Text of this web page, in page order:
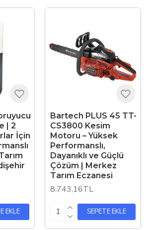
ve yedek parça desteği
Eczanesi ile
ve Online Satışta
kategorisindeki tüm ürünler
teslim
alınabilir veya
her yerine gönderilir. Güçlü,
kesim motorları için doğru
| 2
İçin
EKLE
Bartech PLUS 45 TT-
CS3800 Kesim
Motoru – Yüksek
Performanslı,
Dayanıklı ve Güçlü
Çözüm | Merkez
Tarım Eczanesi
8.743,16TL
SEPETE EKLE